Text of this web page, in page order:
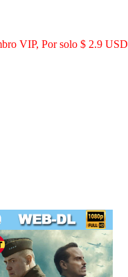
VIP, Por solo $ 2.9 USD